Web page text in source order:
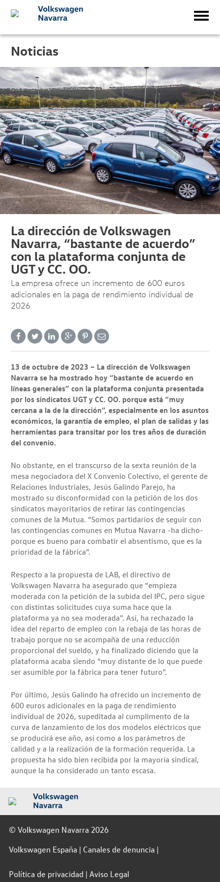
Noticias
La dirección de Volkswagen
Navarra, “bastante de acuerdo”
con la plataforma conjunta de
UGT y CC. OO.
La empresa ofrece un incremento de 600 euros
adicionales en la paga de rendimiento individual de
2026
13 de octubre de 2023 – La dirección de Volkswagen
Navarra se ha mostrado hoy “bastante de acuerdo en
líneas generales” con la plataforma conjunta presentada
por los sindicatos UGT y CC. OO. porque está “muy
cercana a la de la dirección”, especialmente en los asuntos
económicos, la garantía de empleo, el plan de salidas y las
herramientas para transitar por los tres años de duración
del convenio.
No obstante, en el transcurso de la sexta reunión de la
mesa negociadora del X Convenio Colectivo, el gerente de
Relaciones Industriales, Jesús Galindo Parejo, ha
mostrado su disconformidad con la petición de los dos
sindicatos mayoritarios de retirar las contingencias
comunes de la Mutua. “Somos partidarios de seguir con
las contingencias comunes en Mutua Navarra -ha dicho-
porque es bueno para combatir el absentismo, que es la
prioridad de la fábrica”.
Respecto a la propuesta de LAB, el directivo de
Volkswagen Navarra ha asegurado que “empieza
moderada con la petición de la subida del IPC, pero sigue
con distintas solicitudes cuya suma hace que la
plataforma ya no sea moderada”. Así, ha rechazado la
idea del reparto de empleo con la rebaja de las horas de
trabajo porque no se acompaña de una reducción
proporcional del sueldo, y ha finalizado diciendo que la
plataforma acaba siendo “muy distante de lo que puede
ser asumible por la fábrica para tener futuro”.
Por último, Jesús Galindo ha ofrecido un incremento de
600 euros adicionales en la paga de rendimiento
individual de 2026, supeditada al cumplimento de la
curva de lanzamiento de los dos modelos eléctricos que
se producirá ese año, así como a los parámetros de
calidad y a la realización de la formación requerida. La
propuesta ha sido bien recibida por la mayoría sindical,
aunque la ha considerado un tanto escasa.
© Volkswagen Navarra 2026
Volkswagen España
Canales de denuncia
Política de privacidad Aviso Legal